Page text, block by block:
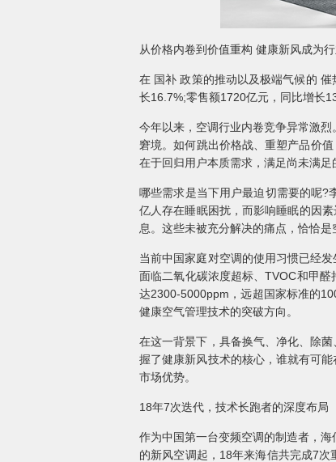
从价格内卷到价值重构 健康新风成为
在 国补 政策的推动以及极端气候的
长16.7%;零售额1720亿元，同比增长
今年以来，空调行业内卷竞争异常激
窘境。如何跳出价格战、重塑产品价
在于回归用户本质需求，满足尚未满足
哪些需求是当下用户最迫切需要的呢?
亿人存在睡眠困扰，而影响睡眠的因
息。这些未被充分解决的痛点，恰恰是
当前中国家庭对空调的使用习惯已经
面临二氧化碳浓度超标、TVOC和甲
达2300-5000ppm，远超国家标准的
健康空气管理技术的突破方向。
在这一背景下，具备换气、净化、除
握了健康新风技术的核心，谁就有可
市场优势。
18年7次迭代，技术长跑者的深度布局
作为中国第一台变频空调的制造者，
的新风空调起，18年来海信共完成7